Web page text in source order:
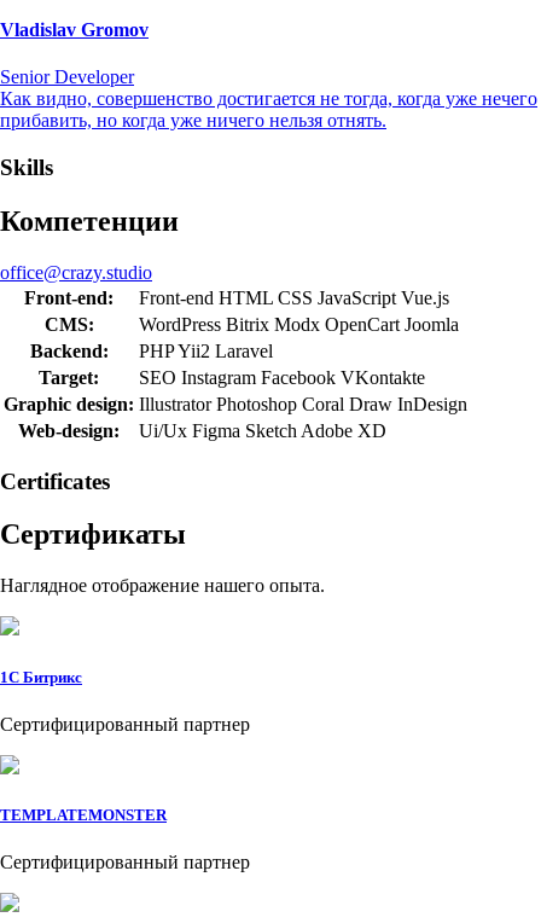
Vladislav Gromov
Senior Developer
Как видно, совершенство достигается не тогда, когда уже нечего
прибавить, но когда уже ничего нельзя отнять.
Skills
Компетенции
office@crazy.studio
Front-end:
Front-end HTML CSS JavaScript Vue.js
CMS:
WordPress Bitrix Modx OpenCart Joomla
Backend:
PHPYii2 Laravel
Target:
SEO Instagram Facebook VKontakte
Graphic design: Illustrator Photoshop Coral Draw InDesign
Web-design:
Ui/Ux Figma Sketch Adobe XD
Сertificates
Сертификаты
Наглядное отображение нашего опыта.
1C Битрикс
Сертифицированный партнер
TEMPLATEMONSTER
Сертифицированный партнер